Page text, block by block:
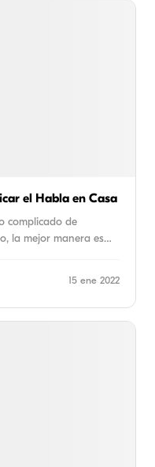
el Habla en Casa
complicado de
la mejor manera es…
15 ene 2022